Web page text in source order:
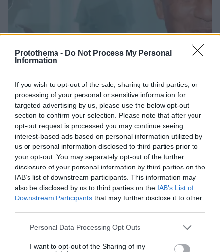
Protothema - Do Not Process My Personal
Information
If you wish to opt-out of the sale, sharing to third parties, or
processing of your personal or sensitive information for
targeted advertising by us, please use the below opt-out
section to confirm your selection. Please note that after your
opt-out request is processed you may continue seeing
interest-based ads based on personal information utilized by
us or personal information disclosed to third parties prior to
your opt-out. You may separately opt-out of the further
disclosure of your personal information by third parties on the
IAB’s list of downstream participants. This information may
also be disclosed by us to third parties on the IAB’s List of
Downstream Participants that may further disclose it to other
Please note that this website/app uses one or more Google
not limited to your visit or usage behaviour. You may click to
Personal Data Processing Opt Outs
I want to opt-out of the Sharing of my
Οι εθελοντές που σώζουν ασθενείς με αιματολογικούς
καρκίνους – Αρκούν μόλις 200ml αίματος
Ακούστε τον κ. Στέλιο Γραφάκο, ιδρυτικό διευθυντή
της Μονάδας Μεταμόσχευσης Μυελού των Οστών
στο Νοσοκομείο Παίδων «Η Αγία Σοφία» και
ΕΛΠΙΔΑΣ» να μιλά για τις κατακτήσεις της επιστήμης
26.02.2024, 17:20